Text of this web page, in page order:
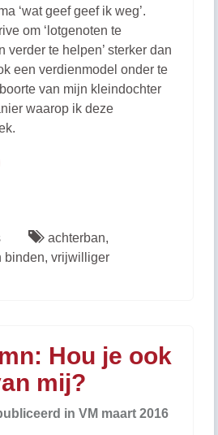
‘wat geef geef ik weg’.
om ‘lotgenoten te
verder te helpen’ sterker dan
een verdienmodel onder te
van mijn kleindochter
waarop ik deze
achterban,
binden, vrijwilliger
Hou je ook
mij?
in VM maart 2016